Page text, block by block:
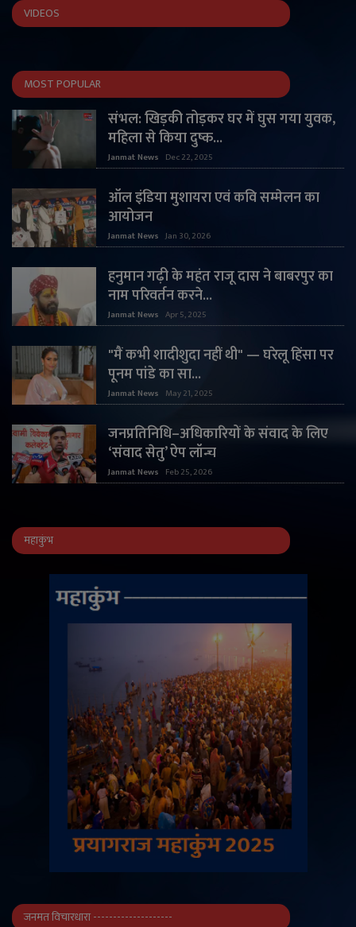
VIDEOS
MOST POPULAR
संभल: खिड़की तोड़कर घर में घुस गया युवक,
महिला से किया दुष्क...
Janmat News Dec 22, 2025
ऑल इंडिया मुशायरा एवं कवि सम्मेलन का
आयोजन
Janmat News Jan 30, 2026
हनुमान गढ़ी के महंत राजू दास ने बाबरपुर का
नाम परिवर्तन करने...
Janmat News Apr 5, 2025
"मैं कभी शादीशुदा नहीं थी" — घरेलू हिंसा पर
पूनम पांडे का सा...
Janmat News May 21, 2025
जनप्रतिनिधि–अधिकारियों के संवाद के लिए
‘संवाद सेतु’ ऐप लॉन्च
Janmat News Feb 25, 2026
महाकुंभ
जनमत विचारधारा --------------------